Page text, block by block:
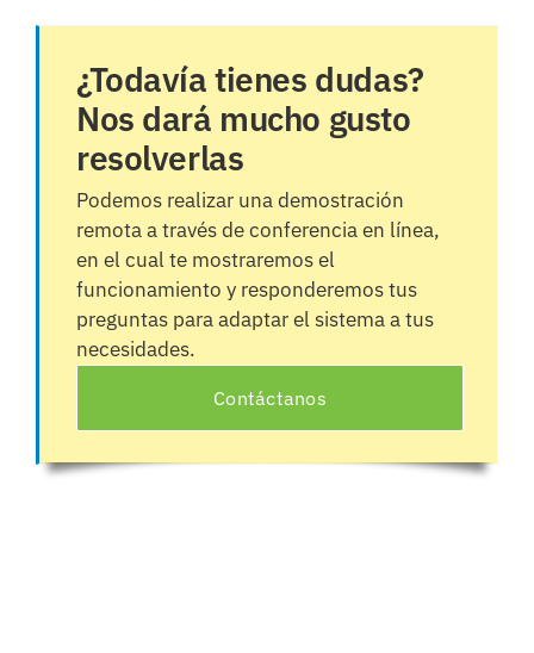
¿Todavía tienes dudas?
Nos dará mucho gusto
resolverlas
Podemos realizar una demostración
remota a través de conferencia en línea,
en el cual te mostraremos el
funcionamiento y responderemos tus
preguntas para adaptar el sistema a tus
necesidades.
Contáctanos